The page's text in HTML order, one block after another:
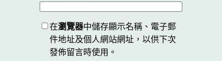
在瀏覽器中儲存顯示名稱、電子郵
件地址及個人網站網址，以供下次
發佈留言時使用。